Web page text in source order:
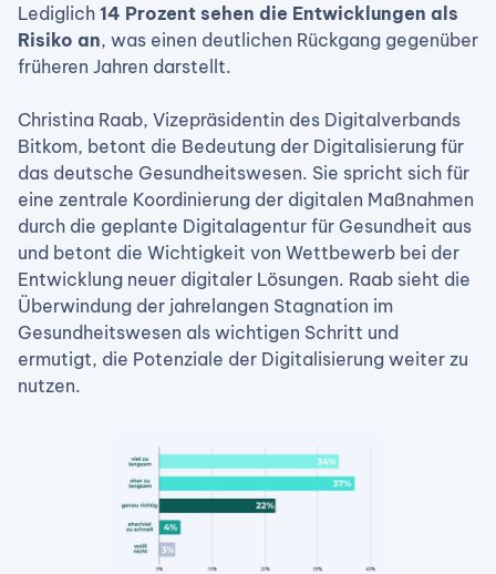
Lediglich 14 Prozent sehen die Entwicklungen als
Risiko an, was einen deutlichen Rückgang gegenüber
früheren Jahren darstellt.
Christina Raab, Vizepräsidentin des Digitalverbands
Bitkom, betont die Bedeutung der Digitalisierung für
das deutsche Gesundheitswesen. Sie spricht sich für
eine zentrale Koordinierung der digitalen Maßnahmen
durch die geplante Digitalagentur für Gesundheit aus
und betont die Wichtigkeit von Wettbewerb bei der
Entwicklung neuer digitaler Lösungen. Raab sieht die
Überwindung der jahrelangen Stagnation im
Gesundheitswesen als wichtigen Schritt und
ermutigt, die Potenziale der Digitalisierung weiter zu
nutzen.